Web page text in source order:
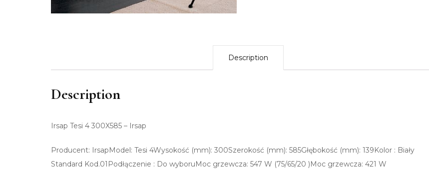
Description
Description
Irsap Tesi 4 300X585 – Irsap
Producent: IrsapModel: Tesi 4Wysokość (mm): 300Szerokość (mm): 585Głębokość (mm): 139Kolor : Biały
Standard Kod.01Podłączenie : Do wyboruMoc grzewcza: 547 W (75/65/20 )Moc grzewcza: 421 W